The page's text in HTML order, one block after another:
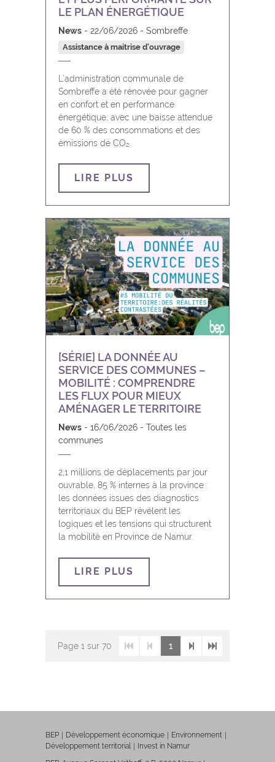
LE PLAN ÉNERGÉTIQUE
News 22/06/2026 Sombreffe
Assistance à maitrise d’ouvrage
L’administration communale de
Sombreffe a été rénovée pour gagner
en confort et en performance
énergétique, avec une baisse attendue
de 60 % des consommations et des
émissions de CO₂.
LIRE PLUS
[SÉRIE] LA DONNÉE AU
SERVICE DES COMMUNES –
MOBILITÉ : COMPRENDRE
LES FLUX POUR MIEUX
AMÉNAGER LE TERRITOIRE
News 16/06/2026
Toutes les
communes
2,1 millions de déplacements par jour
ouvrable, 85 % internes à la province :
les données issues des diagnostics
territoriaux du BEP révèlent les
logiques et les tensions qui structurent
la mobilité en Province de Namur.
LIRE PLUS
Page 1 sur 70 1
BEP Développement économique
Environnement
Développement territorial
Invest in Namur